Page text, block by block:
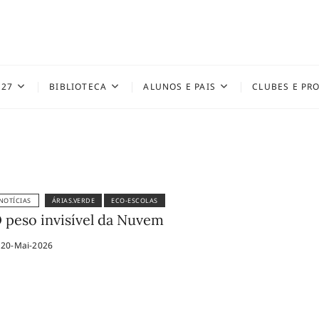
BIBLIOTECA ALUNOS E PAIS CLUBES E
ÁRIAS.VERDE ECO-ESCOLAS
peso invisível da Nuvem
Mai-2026